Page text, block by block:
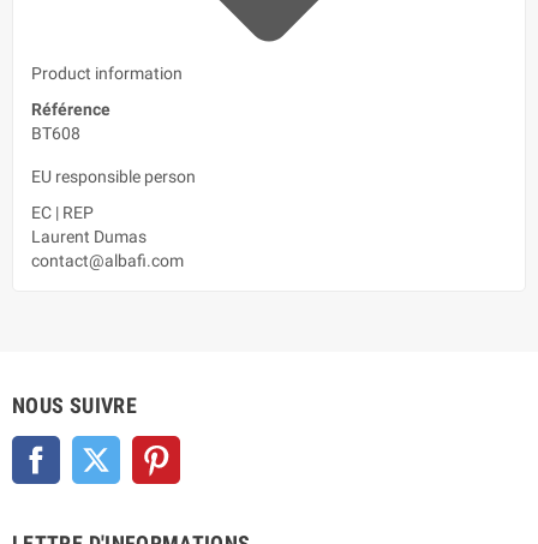
Product information
Référence
BT608
EU responsible person
EC | REP
Laurent Dumas
contact@albafi.com
NOUS SUIVRE
FacebookTwitter